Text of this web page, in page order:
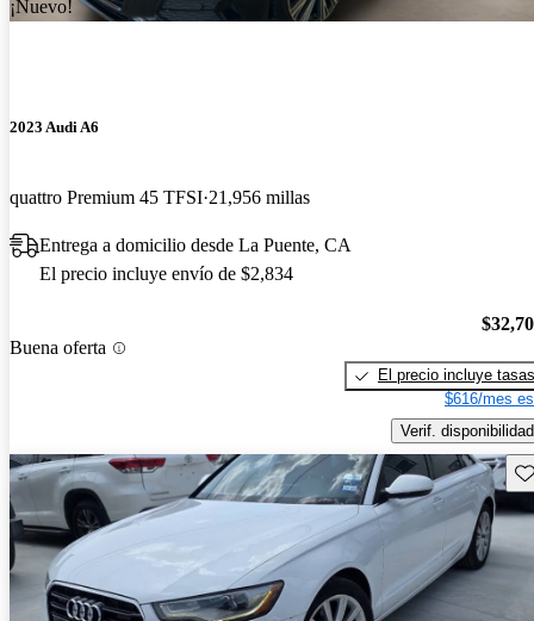
¡Nuevo!
2023 Audi A6
quattro Premium 45 TFSI 21,956 millas
Entrega a domicilio desde La Puente, CA
El precio incluye envío de $2,834
Buena oferta
El precio incluye tasas
$616/mes
Verif. disponibilidad